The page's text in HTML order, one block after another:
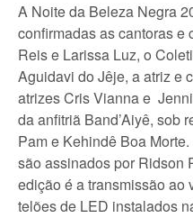
A Noite da Beleza Negra
confirmadas as cantoras e
Reis e Larissa Luz, o
Aguidavi do Jêje, a atriz e
atrizes Cris Vianna e
da anfitriã Band’Aiyê, sob
Pam e Kehindê Boa
são assinados por Ridson
edição é a transmissão ao
telões de LED instalados